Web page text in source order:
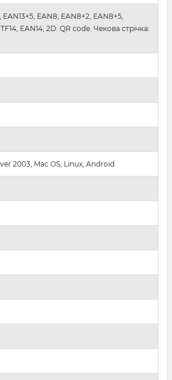
EAN13+5, EAN8, EAN8+2, EAN8+5,
EAN14; 2D: QR code. Чекова стрічка:
2003, Mac OS, Linux, Android